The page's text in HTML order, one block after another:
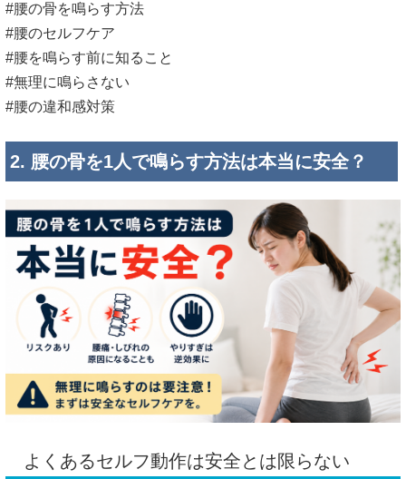
#腰の骨を鳴らす方法
#腰のセルフケア
#腰を鳴らす前に知ること
#無理に鳴らさない
#腰の違和感対策
2. 腰の骨を1人で鳴らす方法は本当に安全？
よくあるセルフ動作は安全とは限らない